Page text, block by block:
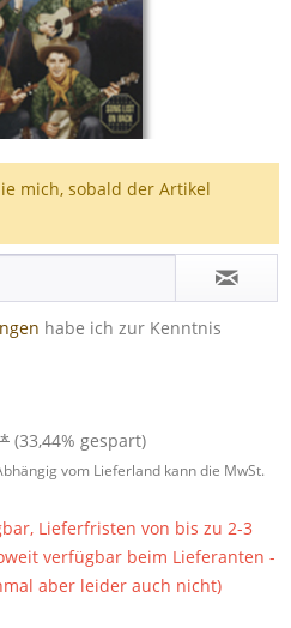
mich, sobald der Artikel
habe ich zur Kenntnis
(33,44% gespart)
vom Lieferland kann die MwSt.
Lieferfristen von bis zu 2-3
verfügbar beim Lieferanten -
aber leider auch nicht)